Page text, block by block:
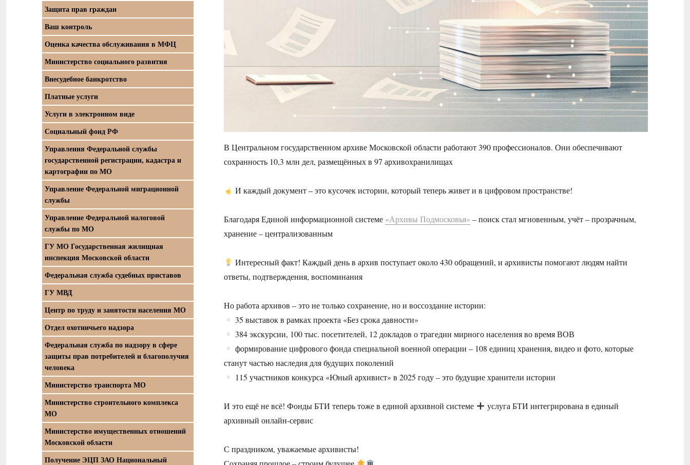
В Центральном государственном архиве Московской области работают 390 профессионалов. Они обеспечивают
сохранность 10,3 млн дел, размещённых в 97 архивохранилищах
И каждый документ – это кусочек истории, который теперь живет и в цифровом пространстве!
Благодаря Единой информационной системе «Архивы Подмосковья» – поиск стал мгновенным, учёт – прозрачным,
хранение – централизованным
Интересный факт! Каждый день в архив поступает около 430 обращений, и архивисты помогают людям найти
ответы, подтверждения, воспоминания
Но работа архивов – это не только сохранение, но и воссоздание истории:
35 выставок в рамках проекта «Без срока давности»
384 экскурсии, 100 тыс. посетителей, 12 докладов о трагедии мирного населения во время ВОВ
формирование цифрового фонда специальной военной операции – 108 единиц хранения, видео и фото, которые
станут частью наследия для будущих поколений
115 участников конкурса «Юный архивист» в 2025 году – это будущие хранители истории
И это ещё не всё! Фонды БТИ теперь тоже в единой архивной системе
услуга БТИ интегрирована в единый
архивный онлайн-сервис
С праздником, уважаемые архивисты!
Защита прав граждан
Ваш контроль
Оценка качества обслуживания в МФЦ
Министерство социального развития
Внесудебное банкротство
Платные услуги
Услуги в электронном виде
Социальный фонд РФ
Управления Федеральной службы
государственной регистрации, кадастра и
картографии по МО
Управление Федеральной миграционной
службы
Управление Федеральной налоговой
службы по МО
ГУ МО Государственная жилищная
инспекция Московской области
Федеральная служба судебных приставов
ГУ МВД
Центр по труду и занятости населения МО
Отдел охотничьего надзора
Федеральная служба по надзору в сфере
защиты прав потребителей и благополучия
человека
Министерство транспорта МО
Министерство строительного комплекса
МО
Министерство имущественных отношений
Московской области
Получение ЭЦП ЗАО Национальный